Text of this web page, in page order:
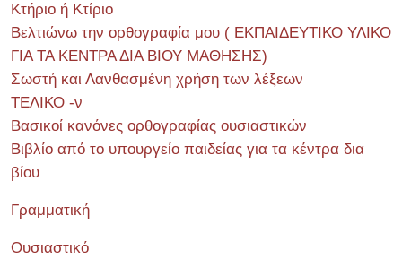
Κτήριο ή Κτίριο
Βελτιώνω την ορθογραφία μου ( ΕΚΠΑΙΔΕΥΤΙΚΟ ΥΛΙΚΟ
ΓΙΑ ΤΑ ΚΕΝΤΡΑ ΔΙΑ ΒΙΟΥ ΜΑΘΗΣΗΣ)
Σωστή και Λανθασμένη χρήση των λέξεων
ΤΕΛΙΚΟ -ν
Βασικοί κανόνες ορθογραφίας ουσιαστικών
Βιβλίο από το υπουργείο παιδείας για τα κέντρα δια
βίου
Γραμματική
Ουσιαστικό